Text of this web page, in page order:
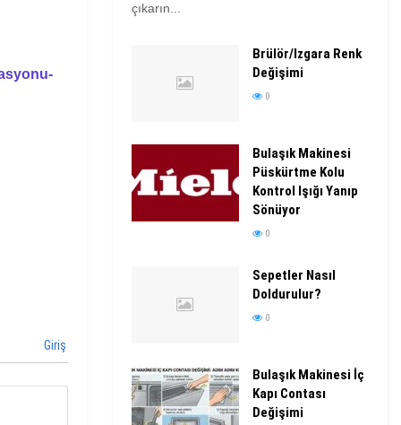
Giriş
çıkarın...
Brülör/Izgara Renk
Değişimi
0
Bulaşık Makinesi
Püskürtme Kolu
Kontrol Işığı Yanıp
Sönüyor
0
Sepetler Nasıl
Doldurulur?
0
Bulaşık Makinesi İç
Kapı Contası
Değişimi